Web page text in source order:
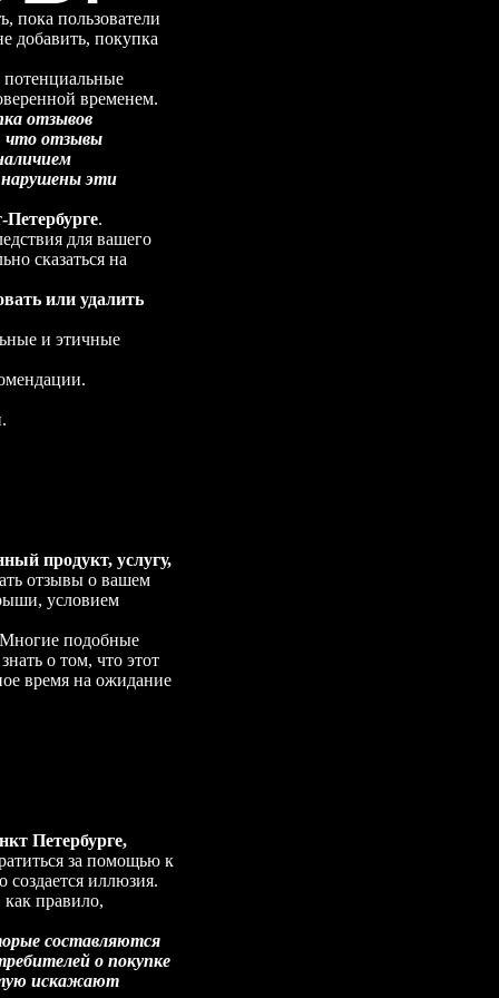
пока пользователи
добавить, покупка
временем.
отзывов
что отзывы
нарушены эти
.
для вашего
сказаться на
или удалить
и этичные
продукт, услугу,
отзывы о вашем
условием
подобные
о том, что этот
время на ожидание
Петербурге,
за помощью к
создается иллюзия.
правило,
составляются
о покупке
искажают